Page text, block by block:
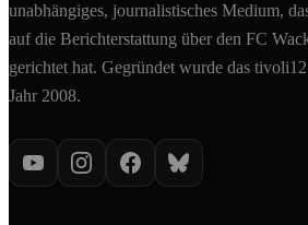
unabhängiges, journalistisches Medium,
auf die Berichterstattung über den FC
gerichtet hat. Gegründet wurde das
Jahr 2008.